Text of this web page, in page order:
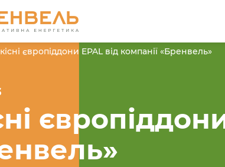
європіддони EPAL від компанії «Бренвель»